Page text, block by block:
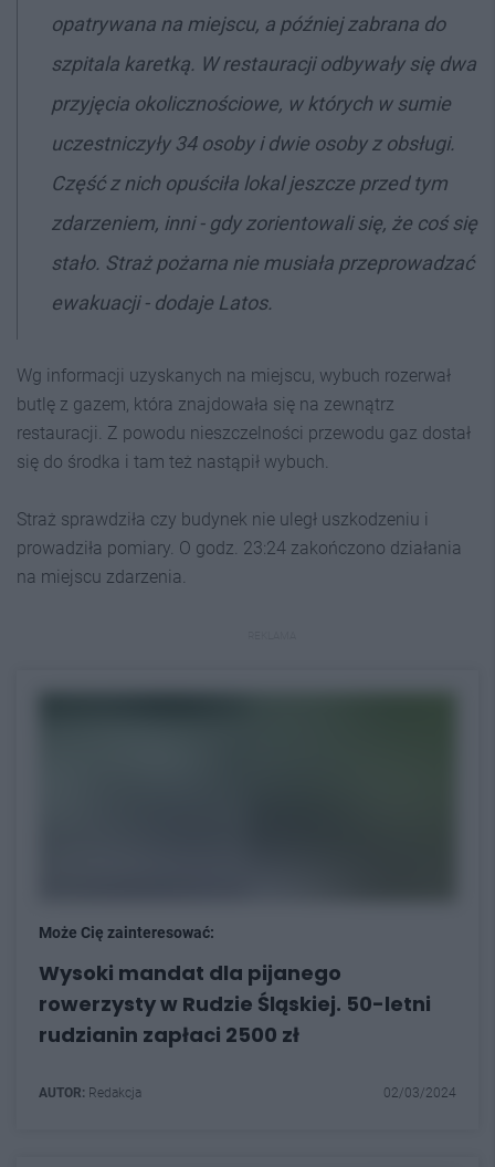
opatrywana na miejscu, a później zabrana do
szpitala karetką. W restauracji odbywały się dwa
przyjęcia okolicznościowe, w których w sumie
uczestniczyły 34 osoby i dwie osoby z obsługi.
Część z nich opuściła lokal jeszcze przed tym
zdarzeniem, inni - gdy zorientowali się, że coś się
stało. Straż pożarna nie musiała przeprowadzać
ewakuacji - dodaje Latos.
Wg informacji uzyskanych na miejscu, wybuch rozerwał
butlę z gazem, która znajdowała się na zewnątrz
restauracji. Z powodu nieszczelności przewodu gaz dostał
się do środka i tam też nastąpił wybuch.
Straż sprawdziła czy budynek nie uległ uszkodzeniu i
prowadziła pomiary. O godz. 23:24 zakończono działania
na miejscu zdarzenia.
Może Cię zainteresować:
Wysoki mandat dla pijanego
rowerzysty w Rudzie Śląskiej. 50-letni
rudzianin zapłaci 2500 zł
AUTOR: Redakcja 02/03/2024